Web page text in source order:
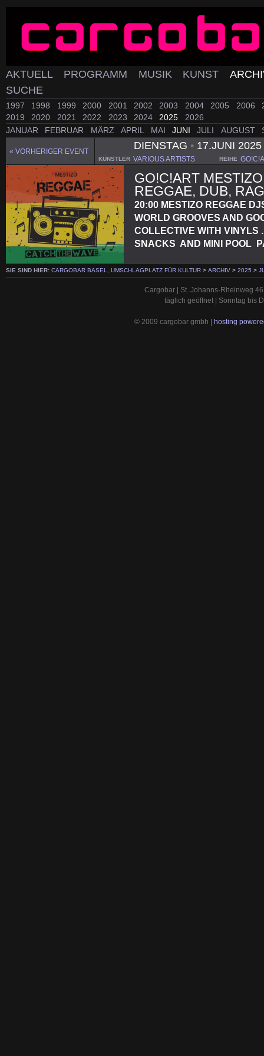
AKTUELL PROGRAMM MUSIK KUNST
SUCHE
1997 1998 1999 2000 2001 2002 2003 2004 2005 2006
2019
2020 2021 2022 2023 2024 2025
2026
JANUAR
FEBRUAR MÄRZ APRIL MAI JUNI JULI AUGUST
« VORHERIGER EVENT
DIENSTAG •17.JUNI 2025
KÜNSTLER VARIOUS ARTISTS REIHE
GO!C!ART
REGGAE, DUB,
20:00 MESTIZO REGGAE
WORLD GROOVES AND
COLLECTIVE WITH VINYLS
SNACKS AND MINI POOL
SIE SIND HIER: CARGOBAR BASEL, UMSCHLAGPLATZ FÜR KULTUR > ARCHIV > 2025 >
Cargobar | St. Johanns-Rheinweg
täglich geöffnet | Sonntag bis
© 2009 cargobar gmbh | hosting